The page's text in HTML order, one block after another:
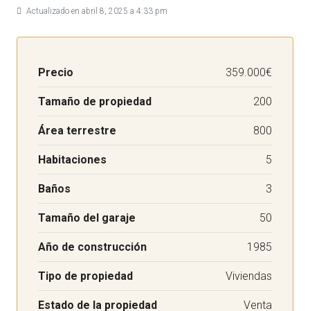
Actualizado en abril 8, 2025 a 4:33 pm
Precio 359.000€
Tamaño de propiedad 200
Área terrestre 800
Habitaciones 5
Baños 3
Tamaño del garaje 50
Año de construcción 1985
Tipo de propiedad Viviendas
Estado de la propiedad Venta